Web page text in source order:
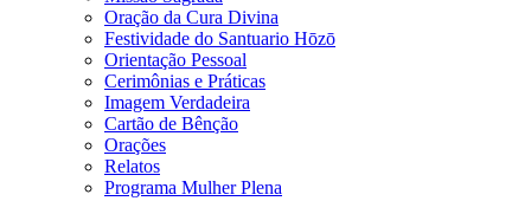
Oração da Cura Divina
Festividade do Santuario Hōzō
Orientação Pessoal
Cerimônias e Práticas
Imagem Verdadeira
Cartão de Bênção
Orações
Relatos
Programa Mulher Plena